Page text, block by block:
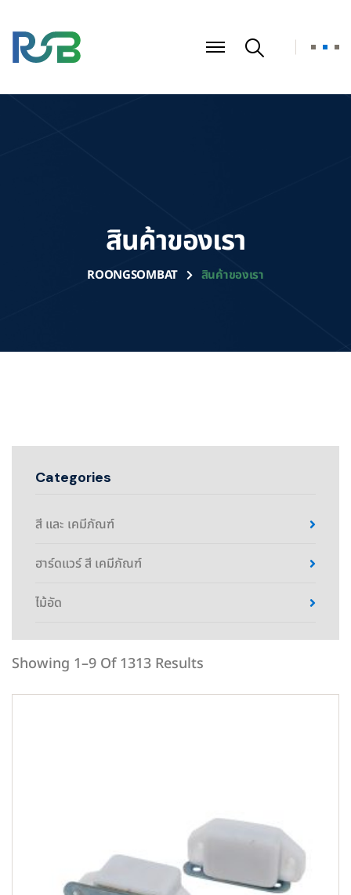
สินค้าของเรา
ROONGSOMBAT สินค้าของเรา
Categories
สี และ เคมีภัณฑ์
ฮาร์ดแวร์ สี เคมีภัณฑ์
ไม้อัด
Showing 1–9 Of 1313 Results